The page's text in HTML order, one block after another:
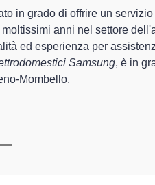
di garantire al cliente
del tuo
sono in grado di fornire